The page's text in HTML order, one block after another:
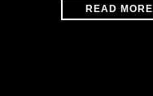
READ MORE